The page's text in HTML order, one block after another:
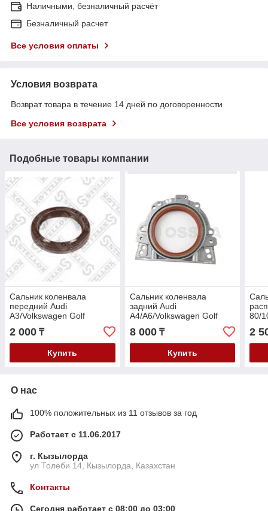
Наличными, безналичный расчёт
Безналичный расчет
Все условия оплаты
Условия возврата
Возврат товара в течение 14 дней по договоренности
Все условия возврата
Подобные товары компании
Сальник коленвала
передний Audi
A3/Volkswagen Golf
4/Polo/Skoda Octavia
A4/Fabia 1997- V-
1.0/1.2/1.4/1.6 16V
2 000 ₸
Купить
Сальник коленвала
задний Audi
A4/A6/Volkswagen Golf
/Passat B5/Skoda Octavia
1997- V-1.6-2.0
8 000₸
Купить
80/
2
О нас
100% положительных из 11 отзывов за год
Работает с 11.06.2017
г. Кызылорда
ул Толеби 14, Кызылорда, Казахстан
Контакты
Сегодня работает с 08:00 до 03:00